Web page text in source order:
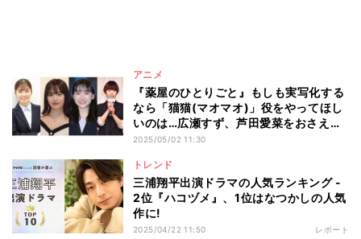
アニメ
『薬屋のひとりごと』もしも実写化する
なら「猫猫(マオマオ)」役をやってほし
いのは…広瀬すず、芦田愛菜をおさえた1
位は?
2025/05/02 11:30
トレンド
三浦翔平出演ドラマの人気ランキング -
2位『ハコヅメ』、1位はなつかしの人気
作に!
2025/04/22 11:50 レポート